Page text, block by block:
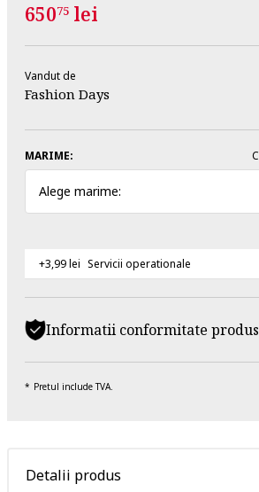
65075 lei
Vandut de
Fashion Days
MARIME:
Alege marime:
+3,99 lei Servicii operationale
Informatii conformitate produs
Pretul include TVA.
Detalii produs